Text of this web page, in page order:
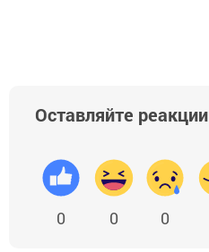
Оставляйте реакции
0 0 0